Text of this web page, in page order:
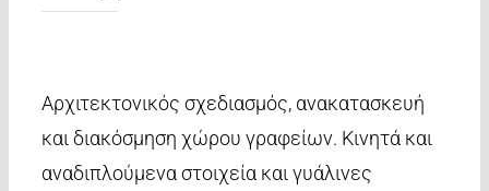
Aρχιτεκτονικός σχεδιασμός, ανακατασκευή
και διακόσμηση χώρου γραφείων. Κινητά και
αναδιπλούμενα στοιχεία και γυάλινες